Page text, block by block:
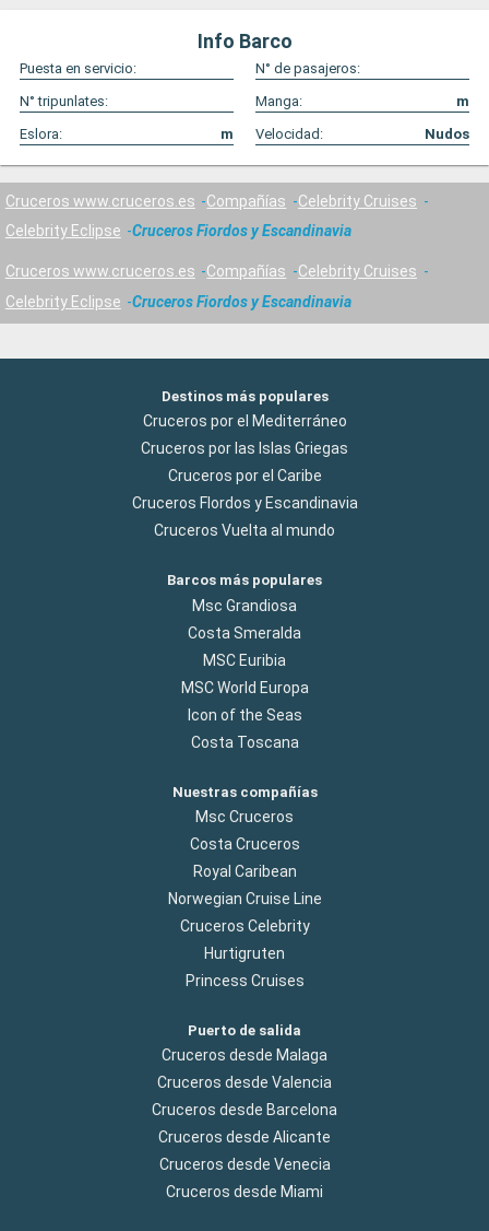
Info Barco
Puesta en servicio:
N° de pasajeros:
N° tripunlates:
Manga:
m
Eslora:
m Velocidad: Nudos
Cruceros www.cruceros.es Compañías
Celebrity Cruises
Celebrity Eclipse
Cruceros Fiordos y Escandinavia
Cruceros www.cruceros.es Compañías
Celebrity Cruises
Celebrity Eclipse
Cruceros Fiordos y Escandinavia
Destinos más populares
Cruceros por el Mediterráneo
Cruceros por las Islas Griegas
Cruceros por el Caribe
Cruceros Flordos y Escandinavia
Cruceros Vuelta al mundo
Barcos más populares
Msc Grandiosa
Costa Smeralda
MSC Euribia
MSC World Europa
Icon of the Seas
Costa Toscana
Nuestras compañías
Msc Cruceros
Costa Cruceros
Royal Caribean
Norwegian Cruise Line
Cruceros Celebrity
Hurtigruten
Princess Cruises
Puerto de salida
Cruceros desde Malaga
Cruceros desde Valencia
Cruceros desde Barcelona
Cruceros desde Alicante
Cruceros desde Venecia
Cruceros desde Miami